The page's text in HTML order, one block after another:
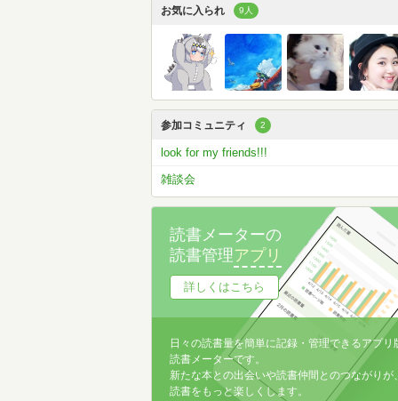
お気に入られ 9人
参加コミュニティ 2
look for my friends!!!
雑談会
読書メーターの
読書管理アプリ
詳しくはこちら
日々の読書量を簡単に記録・管理できるアプリ
読書メーターです。
新たな本との出会いや読書仲間とのつながりが
読書をもっと楽しくします。